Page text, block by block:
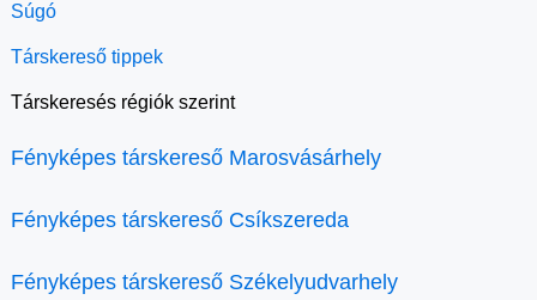
Súgó
Társkereső tippek
Társkeresés régiók szerint
Fényképes társkereső Marosvásárhely
Fényképes társkereső Csíkszereda
Fényképes társkereső Székelyudvarhely